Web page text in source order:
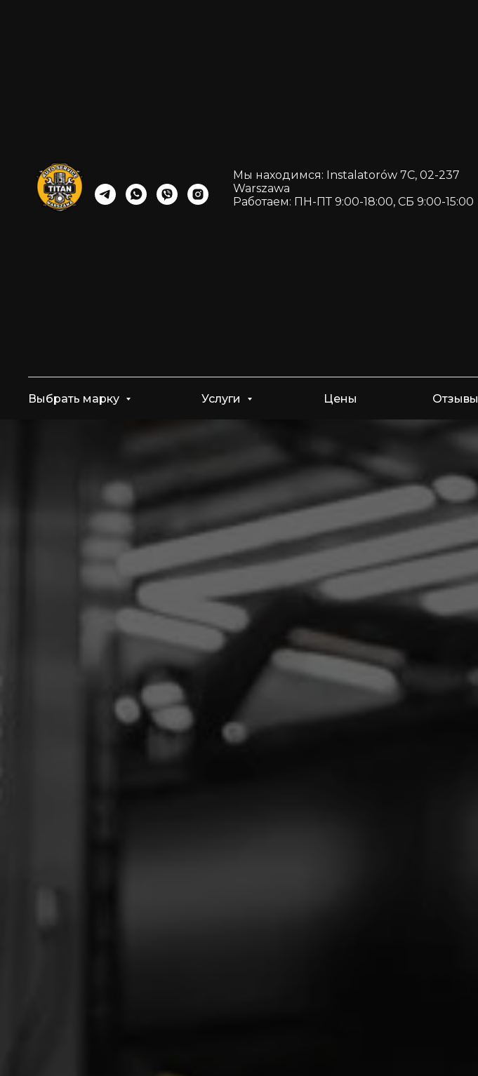
Мы находимся: Instalatorów 7C, 02-237
Warszawa
Работаем: ПН-ПТ 9:00-18:00, СБ 9:00-15:00
Выбрать марку Услуги Цены Отзывы